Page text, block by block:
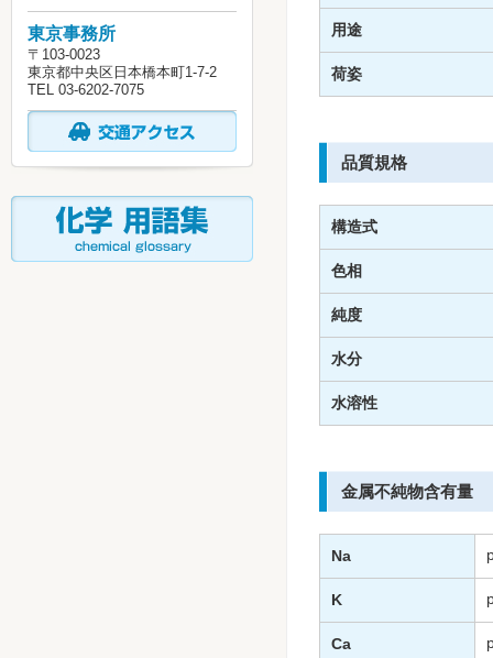
用途
荷姿
品質規格
構造式
色相
純度
水分
水溶性
金属不純物含有量
Na
K
Ca
東京事務所
〒103-0023
東京都中央区日本橋本町1-7-2
TEL 03-6202-7075